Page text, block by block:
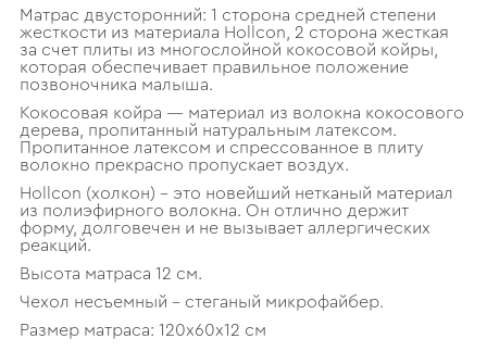
Матрас двусторонний: 1 сторона средней степени
жесткости из материала Hollcon, 2 сторона жесткая
за счет плиты из многослойной кокосовой койры,
которая обеспечивает правильное положение
позвоночника малыша.
Кокосовая койра — материал из волокна кокосового
дерева, пропитанный натуральным латексом.
Пропитанное латексом и спрессованное в плиту
волокно прекрасно пропускает воздух.
Hollcon (холкон) – это новейший нетканый материал
из полиэфирного волокна. Он отлично держит
форму, долговечен и не вызывает аллергических
реакций.
Высота матраса 12 см.
Чехол несъемный – стеганый микрофайбер.
Размер матраса: 120х60х12 см